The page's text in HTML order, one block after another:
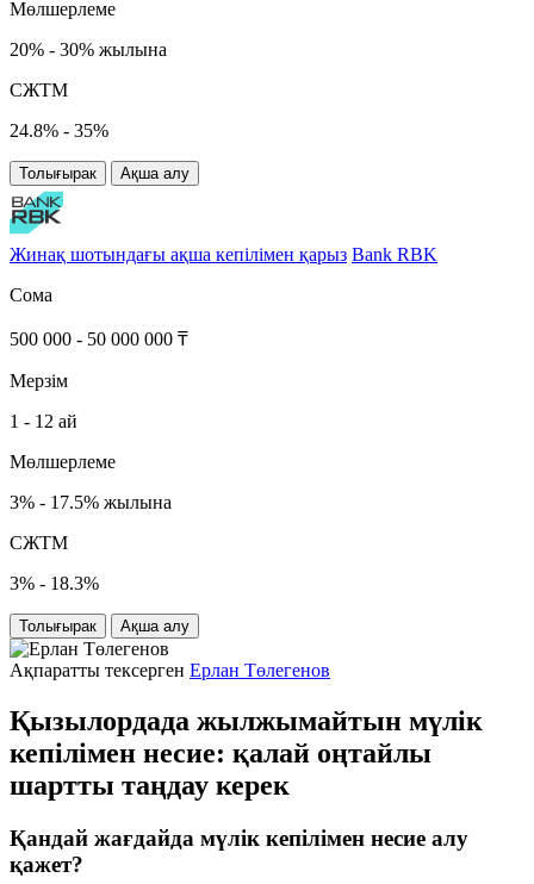
Мөлшерлеме
20% - 30% жылына
СЖТМ
24.8% - 35%
Толығырак Ақша алу
Жинақ шотындағы ақша кепілімен қарыз Bank RBK
Сома
500 000 - 50 000 000 ₸
Мерзім
1 - 12 ай
Мөлшерлеме
3% - 17.5% жылына
СЖТМ
3% - 18.3%
Толығырак Ақша алу
Ақпаратты тексерген Ерлан Төлегенов
Қызылордада жылжымайтын мүлік
кепілімен несие: қалай оңтайлы
шартты таңдау керек
Қандай жағдайда мүлік кепілімен несие алу
қажет?